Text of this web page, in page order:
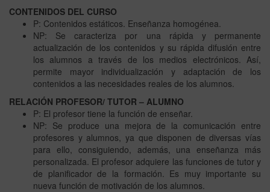
CONTENIDOS DEL CURSO
P: Contenidos estáticos. Enseñanza homogénea.
NP: Se caracteriza por una rápida y permanente
actualización de los contenidos y su rápida difusión entre
los alumnos a través de los medios electrónicos. Así,
permite mayor individualización y adaptación de los
contenidos a las necesidades reales de los alumnos.
RELACIÓN PROFESOR/ TUTOR – ALUMNO
P: El profesor tiene la función de enseñar.
NP: Se produce una mejora de la comunicación entre
profesores y alumnos, ya que disponen de diversas vías
para ello, consiguiendo, además, una enseñanza más
personalizada. El profesor adquiere las funciones de tutor y
de planificador de la formación. Es muy importante su
nueva función de motivación de los alumnos.